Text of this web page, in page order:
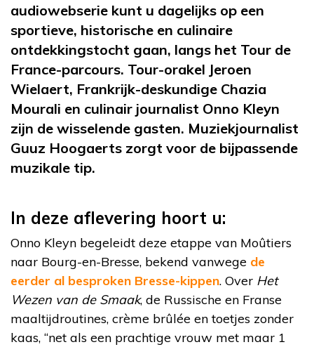
audiowebserie kunt u dagelijks op een
sportieve, historische en culinaire
ontdekkingstocht gaan, langs het Tour de
France-parcours. Tour-orakel Jeroen
Wielaert, Frankrijk-deskundige Chazia
Mourali en culinair journalist Onno Kleyn
zijn de wisselende gasten. Muziekjournalist
Guuz Hoogaerts zorgt voor de bijpassende
muzikale tip.
In deze aflevering hoort u:
Onno Kleyn begeleidt deze etappe van Moûtiers
naar Bourg-en-Bresse, bekend vanwege de
eerder al besproken Bresse-kippen. Over Het
Wezen van de Smaak, de Russische en Franse
maaltijdroutines, crème brûlée en toetjes zonder
kaas, “net als een prachtige vrouw met maar 1